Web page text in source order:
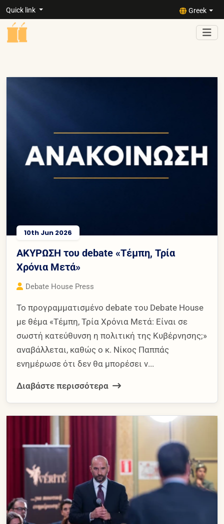
Quick link Greek
10th Jun 2026
ΑΚΥΡΩΣΗ του debate «Τέμπη, Τρία
Χρόνια Μετά»
Debate House Press
Το προγραμματισμένο debate του Debate House
με θέμα «Τέμπη, Τρία Χρόνια Μετά: Είναι σε
σωστή κατεύθυνση η πολιτική της Κυβέρνησης;»
αναβάλλεται, καθώς ο κ. Νίκος Παππάς
ενημέρωσε ότι δεν θα μπορέσει ν...
Διαβάστε περισσότερα